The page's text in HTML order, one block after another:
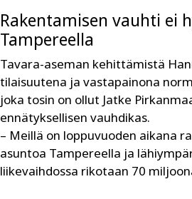
Rakentamisen vauhti ei
Tampereella
Tavara-aseman kehittämistä
tilaisuutena ja vastapainona
joka tosin on ollut Jatke
ennätyksellisen vauhdikas.
– Meillä on loppuvuoden aikana
asuntoa Tampereella ja
liikevaihdossa rikotaan 70